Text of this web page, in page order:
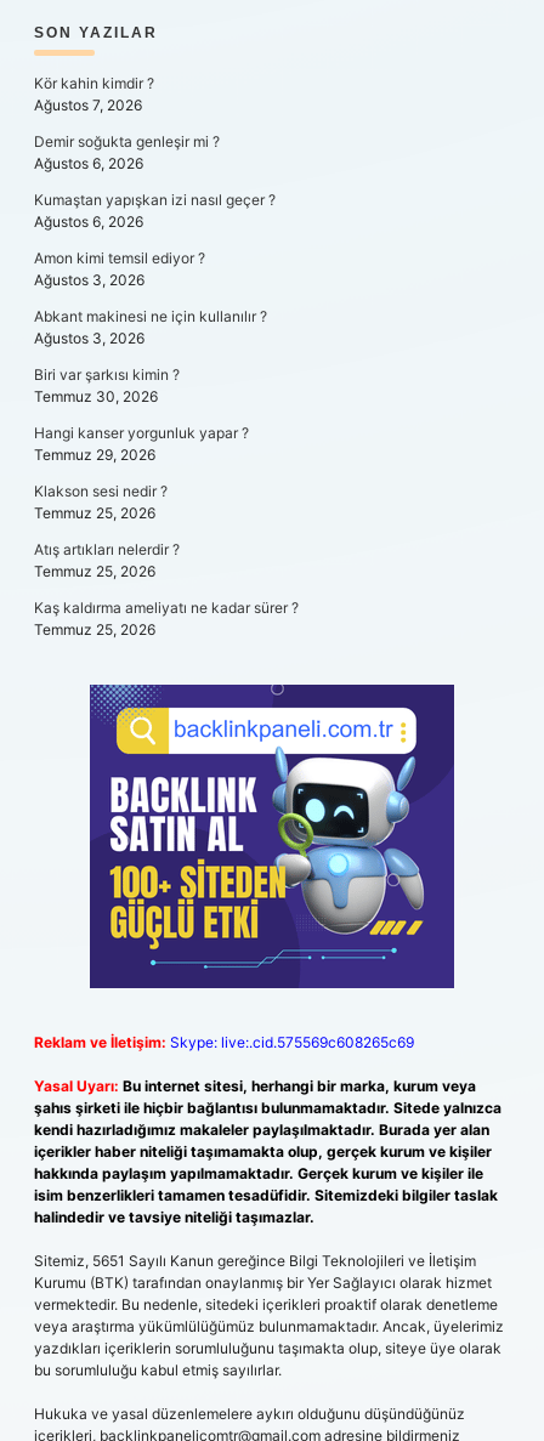
SIDEBAR
SON YAZILAR
Kör kahin kimdir ?
Ağustos 7, 2026
Demir soğukta genleşir mi ?
Ağustos 6, 2026
Kumaştan yapışkan izi nasıl geçer ?
Ağustos 6, 2026
Amon kimi temsil ediyor ?
Ağustos 3, 2026
Abkant makinesi ne için kullanılır ?
Ağustos 3, 2026
Biri var şarkısı kimin ?
Temmuz 30, 2026
Hangi kanser yorgunluk yapar ?
Temmuz 29, 2026
Klakson sesi nedir ?
Temmuz 25, 2026
Atış artıkları nelerdir ?
Temmuz 25, 2026
Kaş kaldırma ameliyatı ne kadar sürer ?
Temmuz 25, 2026
Reklam ve İletişim: Skype: live:.cid.575569c608265c69
Yasal Uyarı: Bu internet sitesi, herhangi bir marka, kurum veya
şahıs şirketi ile hiçbir bağlantısı bulunmamaktadır. Sitede yalnızca
kendi hazırladığımız makaleler paylaşılmaktadır. Burada yer alan
içerikler haber niteliği taşımamakta olup, gerçek kurum ve kişiler
hakkında paylaşım yapılmamaktadır. Gerçek kurum ve kişiler ile
isim benzerlikleri tamamen tesadüfidir. Sitemizdeki bilgiler taslak
halindedir ve tavsiye niteliği taşımazlar.
Sitemiz, 5651 Sayılı Kanun gereğince Bilgi Teknolojileri ve İletişim
Kurumu (BTK) tarafından onaylanmış bir Yer Sağlayıcı olarak hizmet
vermektedir. Bu nedenle, sitedeki içerikleri proaktif olarak denetleme
veya araştırma yükümlülüğümüz bulunmamaktadır. Ancak, üyelerimiz
yazdıkları içeriklerin sorumluluğunu taşımakta olup, siteye üye olarak
bu sorumluluğu kabul etmiş sayılırlar.
Hukuka ve yasal düzenlemelere aykırı olduğunu düşündüğünüz
içerikleri, backlinkpanelicomtr@gmail.com adresine bildirmeniz